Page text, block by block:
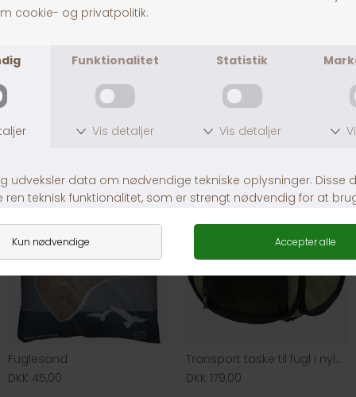
DKK 599,00
Fuglesand
DKK 45,00
Transport taske til fugl i nylon.
DKK 179,00